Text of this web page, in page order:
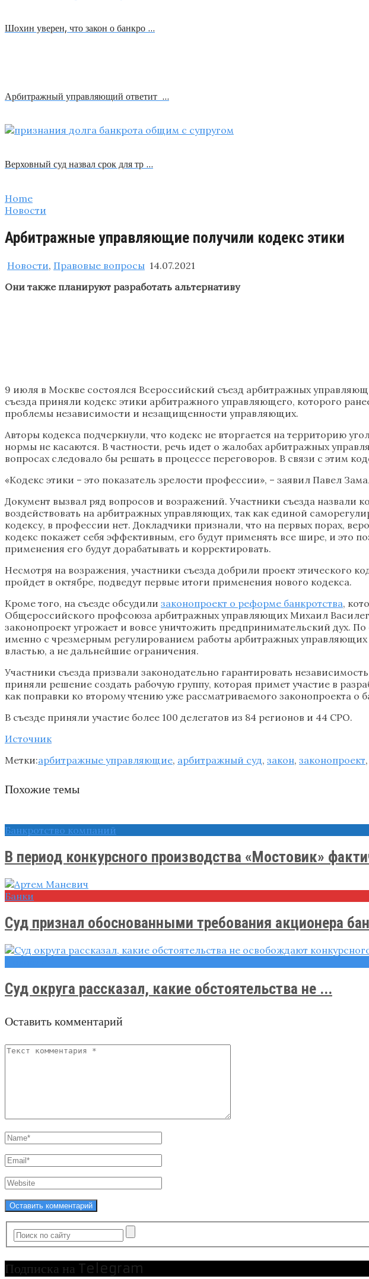
Шохин уверен, что закон о банкро …
Арбитражный управляющий ответит …
Верховный суд назвал срок для тр …
Home
Новости
Арбитражные управляющие получили кодекс этики
Новости, Правовые вопросы 14.07.2021
Они также планируют разработать альтернативу
9 июля в Москве состоялся Всероссийский съезд арбитражных
съезда приняли кодекс этики арбитражного управляющего, которого
проблемы независимости и незащищенности управляющих.
Авторы кодекса подчеркнули, что кодекс не вторгается на территорию
нормы не касаются. В частности, речь идет о жалобах арбитражных
вопросах следовало бы решать в процессе переговоров. В связи с этим
«Кодекс этики – это показатель зрелости профессии», – заявил Павел
Документ вызвал ряд вопросов и возражений. Участники съезда
воздействовать на арбитражных управляющих, так как единой
кодексу, в профессии нет. Докладчики признали, что на первых порах,
кодекс покажет себя эффективным, его будут применять все шире, и это
применения его будут дорабатывать и корректировать.
Несмотря на возражения, участники съезда добрили проект
пройдет в октябре, подведут первые итоги применения нового кодекса.
Кроме того, на съезде обсудили законопроект о реформе банкротства,
Общероссийского профсоюза арбитражных управляющих Михаил
законопроект угрожает и вовсе уничтожить предпринимательский дух.
именно с чрезмерным регулированием работы арбитражных
властью, а не дальнейшие ограничения.
Участники съезда призвали законодательно гарантировать
приняли решение создать рабочую группу, которая примет участие в
как поправки ко второму чтению уже рассматриваемого законопроекта о
В съезде приняли участие более 100 делегатов из 84 регионов и 44 СРО.
Источник
Метки:арбитражные управляющие, арбитражный суд, закон, законопроект,
Похожие темы
Банкротство компаний
В период конкурсного производства «Мостовик»
Банки
Суд признал обоснованными требования акционера
Суд округа рассказал, какие обстоятельства не ...
Оставить комментарий
Подписка на Telegram